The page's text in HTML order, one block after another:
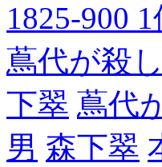
1825-900
蔦代が殺
下翠 蔦代
男 森下翠